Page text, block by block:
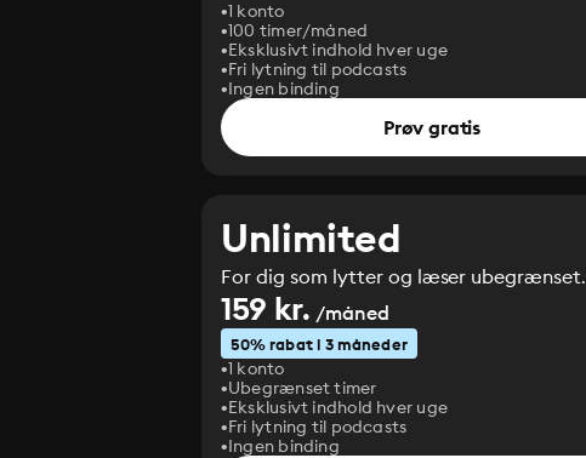
1 konto
100 timer/måned
Eksklusivt indhold hver uge
Fri lytning til podcasts
Ingen binding
Prøv gratis
Unlimited
For dig som lytter og læser ubegrænset.
159 kr. /måned
50% rabat i 3 måneder
1 konto
Ubegrænset timer
Eksklusivt indhold hver uge
Fri lytning til podcasts
Ingen binding